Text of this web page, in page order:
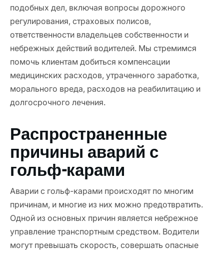
подобных дел, включая вопросы дорожного
регулирования, страховых полисов,
ответственности владельцев собственности и
небрежных действий водителей. Мы стремимся
помочь клиентам добиться компенсации
медицинских расходов, утраченного заработка,
морального вреда, расходов на реабилитацию и
долгосрочного лечения.
Распространенные
причины аварий с
гольф-карами
Аварии с гольф-карами происходят по многим
причинам, и многие из них можно предотвратить.
Одной из основных причин является небрежное
управление транспортным средством. Водители
могут превышать скорость, совершать опасные